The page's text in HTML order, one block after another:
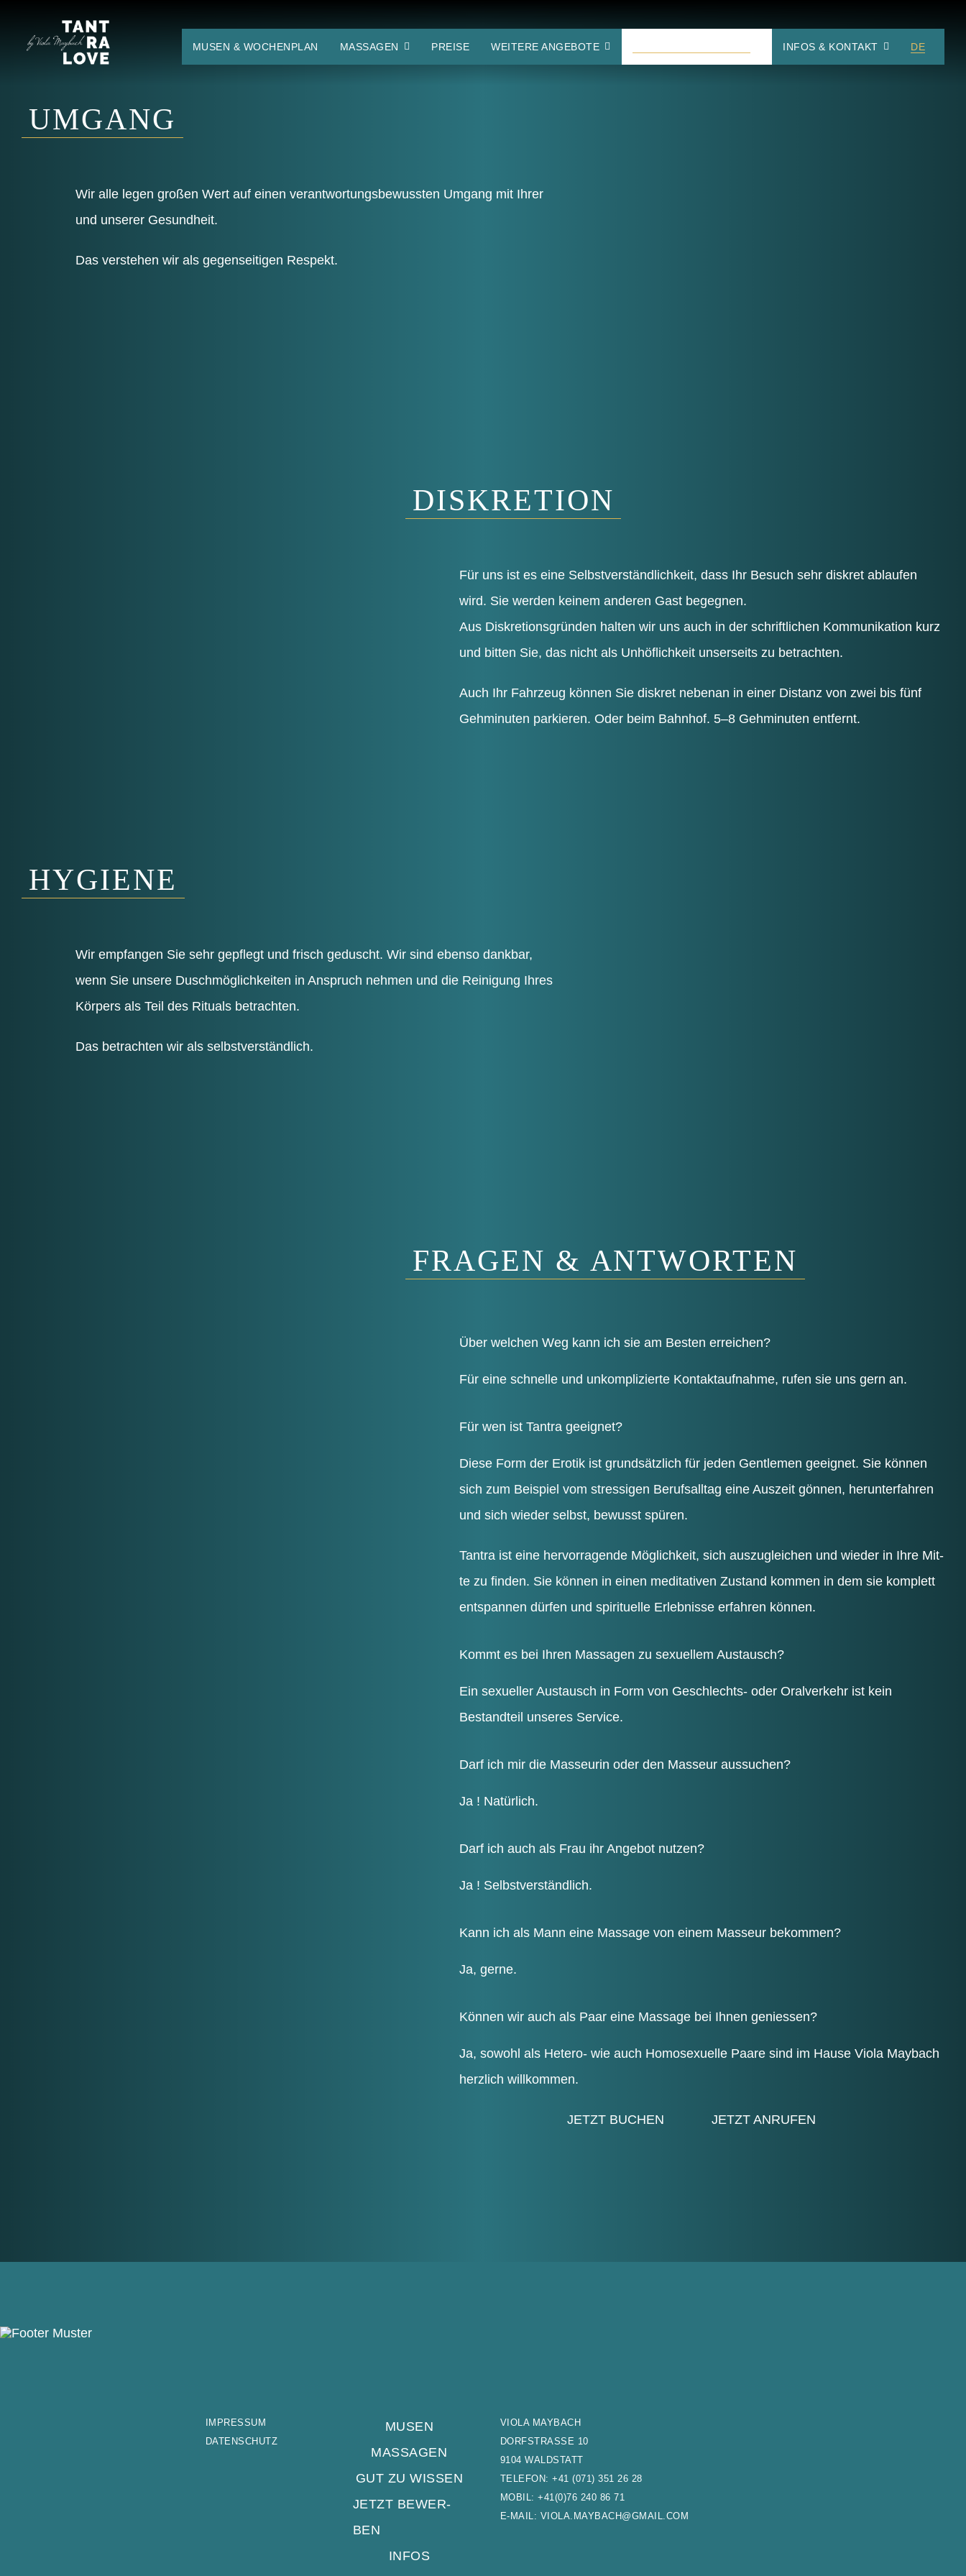
Inhalt
MUSEN & WOCHENPLAN MAS­SA­GEN PREI­SE WEI­TE­RE ANGEBOTE INFOS & KONTAKT DE
UMGANG
Wir alle legen gro­ßen Wert auf einen ver­ant­wor­tungs­be­wuss­ten Umgang mit Ihrer
und unse­rer Gesundheit.
Das ver­ste­hen wir als gegen­sei­ti­gen Respekt.
DISKRETION
Für uns ist es eine Selbst­ver­ständ­lich­keit, dass Ihr Besuch sehr dis­kret ablau­fen
wird. Sie wer­den kei­nem ande­ren Gast begegnen.
Aus Dis­kre­ti­ons­grün­den hal­ten wir uns auch in der schrift­li­chen Kom­mu­ni­ka­ti­on kurz
und bit­ten Sie, das nicht als Unhöf­lich­keit unser­seits zu betrachten.
Auch Ihr Fahr­zeug kön­nen Sie dis­kret neben­an in einer Distanz von zwei bis fünf
Geh­mi­nu­ten par­kie­ren. Oder beim Bahn­hof. 5–8 Geh­mi­nu­ten entfernt.
HYGIENE
Wir emp­fan­gen Sie sehr gepflegt und frisch geduscht. Wir sind eben­so dank­bar,
wenn Sie unse­re Dusch­mög­lich­kei­ten in Anspruch neh­men und die Rei­ni­gung Ihres
Kör­pers als Teil des Ritu­als betrachten.
Das betrach­ten wir als selbstverständlich.
FRAGEN & ANTWORTEN
Über wel­chen Weg kann ich sie am Bes­ten erreichen?
Für eine schnel­le und unkom­pli­zier­te Kon­takt­auf­nah­me, rufen sie uns gern an.
Für wen ist Tan­tra geeignet?
Die­se Form der Ero­tik ist grund­sätz­lich für jeden Gen­tle­men geeig­net. Sie kön­nen
sich zum Bei­spiel vom stres­si­gen Berufs­all­tag eine Aus­zeit gön­nen, her­un­ter­fah­ren
und sich wie­der selbst, bewusst spüren.
Tan­tra ist eine her­vor­ra­gen­de Mög­lich­keit, sich aus­zu­glei­chen und wie­der in Ihre Mit­
te zu fin­den. Sie kön­nen in einen medi­ta­ti­ven Zustand kom­men in dem sie kom­plett
ent­span­nen dür­fen und spi­ri­tu­el­le Erleb­nis­se erfah­ren können.
Kommt es bei Ihren Mas­sa­gen zu sexu­el­lem Austausch?
Ein sexu­el­ler Aus­tausch in Form von Geschlechts- oder Oral­ver­kehr ist kein
Bestand­teil unse­res Service.
Darf ich mir die Mas­seu­rin oder den Mas­seur aussuchen?
Ja ! Natürlich.
Darf ich auch als Frau ihr Ange­bot nutzen?
Ja ! Selbstverständlich.
Kann ich als Mann eine Mas­sa­ge von einem Mas­seur bekommen?
Ja, ger­ne.
Kön­nen wir auch als Paar eine Mas­sa­ge bei Ihnen geniessen?
Ja, sowohl als Hete­ro- wie auch Homo­se­xu­el­le Paa­re sind im Hau­se Viola Maybach
herz­lich willkommen.
JETZT BUCHEN JETZT ANRU­FEN
IMPRES­SUM
DATEN­SCHUTZ
MUSEN
MAS­SA­GEN
GUT ZU WISSEN
JETZT BEWER­
BEN
INFOS
VIOLA MAYBACH
DORF­STRAS­SE 10
9104 WALD­STATT
TELE­FON:+41 (071) 351 26 28
MOBIL:+41(0)76 240 86 71
E‑MAIL: VIOLA.MAYBACH@GMAIL.COM